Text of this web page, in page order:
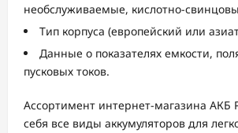
необслуживаемые, кислотно-
Тип корпуса (европейский или
Данные о показателях емкости,
пусковых токов.
Ассортимент интернет-магазина АКБ
себя все виды аккумуляторов для